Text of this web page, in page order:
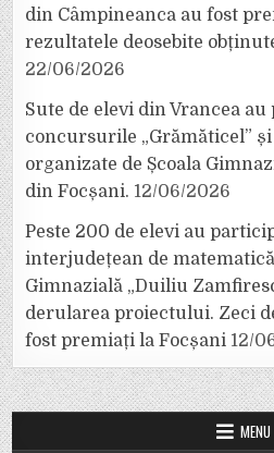
din Câmpineanca au fost
rezultatele deosebite
22/06/2026
Sute de elevi din Vrancea
concursurile „Grămăticel” și
organizate de Școala
din Focșani. 12/06/2026
Peste 200 de elevi au
interjudețean de matematică
Gimnazială „Duiliu
derularea proiectului. Zeci
fost premiați la Focșani 12/
MENU